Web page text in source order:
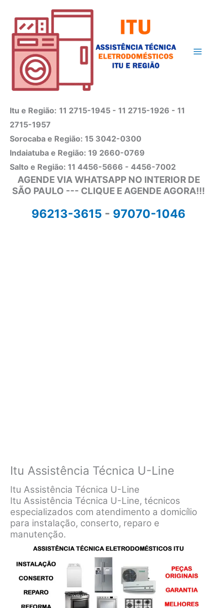
conteúdo
Itu e Região: 11 2715-1945 - 11 2715-1926 - 11
2715-1957
Sorocaba e Região: 15 3042-0300
Indaiatuba e Região: 19 2660-0769
Salto e Região: 11 4456-5666 - 4456-7002
AGENDE VIA WHATSAPP NO INTERIOR DE
SÃO PAULO --- CLIQUE E AGENDE AGORA!!!
96213-3615 - 97070-1046
Itu Assistência Técnica U-Line
Itu Assistência Técnica U-Line
Itu Assistência Técnica U-Line, técnicos
especializados com atendimento a domicílio
para instalação, conserto, reparo e
manutenção.